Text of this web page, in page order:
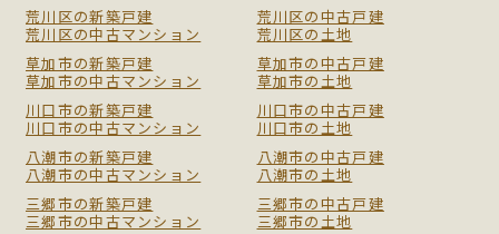
荒川区の新築戸建
荒川区の中古戸建
荒川区の中古マンション
荒川区の土地
草加市の新築戸建
草加市の中古戸建
草加市の中古マンション
草加市の土地
川口市の新築戸建
川口市の中古戸建
川口市の中古マンション
川口市の土地
八潮市の新築戸建
八潮市の中古戸建
八潮市の中古マンション
八潮市の土地
三郷市の新築戸建
三郷市の中古戸建
三郷市の中古マンション
三郷市の土地